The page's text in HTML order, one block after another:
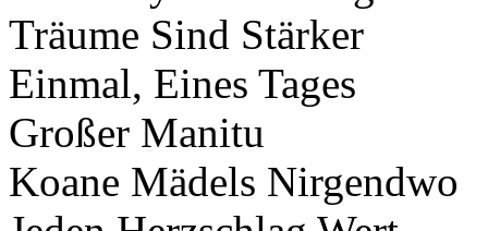
Träume Sind Stärker
Einmal, Eines Tages
Großer Manitu
Koane Mädels Nirgendwo